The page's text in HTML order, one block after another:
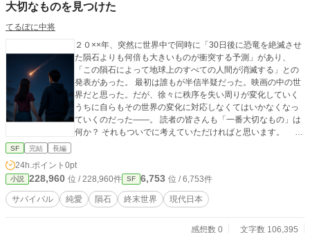
大切なものを見つけた
てるぽに中将
２０××年、突然に世界中で同時に「30日後に恐竜を絶滅させ
た隕石よりも何倍も大きいものが衝突する予測」があり、
「この隕石によって地球上のすべての人間が消滅する」との
発表があった。 最初は誰もが半信半疑だった。映画の中の世
界だと思った。だが、徐々に秩序を失い周りが変化していく
うちに自らもその世界の変化に対応しなくてはいかなくなっ
ていくのだった――。 読者の皆さんも「一番大切なもの」は
何か？ それもついでに考えていただければと思います。 ※
SF 完結 長編
24h.ポイント 0pt
小説 228,960 位 / 228,960件 SF 6,753 位 / 6,753件
サバイバル 純愛 隕石 終末世界 現代日本
感想数 0
文字数 106,395